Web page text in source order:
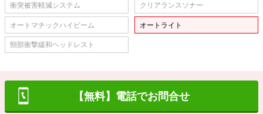
衝突被害軽減システム クリアランスソナー
オートマチックハイビーム オートライト
頸部衝撃緩和ヘッドレスト
【無料】電話でお問合せ